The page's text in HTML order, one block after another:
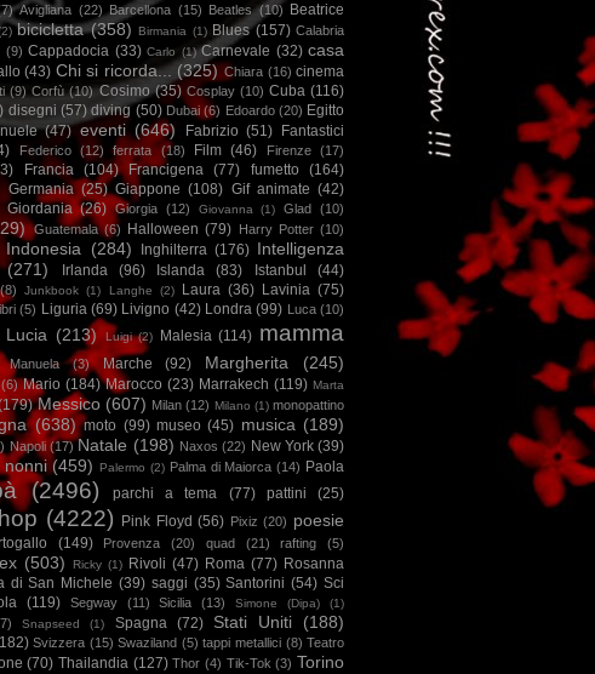
Avigliana (22) Barcellona (15) Beatles (10)
Beatrice
(2) bicicletta (358) Birmania (1) Blues (157) Calabria
(9) Cappadocia (33) Carlo (1) Carnevale (32) casa
(43) Chi si ricorda... (325) Chiara (16) cinema
(9) Corfù (10) Cosimo (35) Cosplay (10) Cuba (116)
disegni (57) diving (50) Dubai (6) Edoardo (20) Egitto
(47) eventi (646) Fabrizio (51)
Fantastici
Federico (12) ferrata (18) Film (46) Firenze (17)
Francia (104) Francigena (77) fumetto (164)
Germania (25) Giappone (108) Gif animate (42)
Giordania (26) Giorgia (12) Giovanna (1) Glad (10)
Guatemala (6) Halloween (79) Harry Potter (10)
Indonesia (284) Inghilterra (176) Intelligenza
(271) Irlanda (96) Islanda (83) Istanbul (44)
(8) Junkbook (1) Langhe (2) Laura (36) Lavinia (75)
(5) Liguria (69) Livigno (42) Londra (99) Luca (10)
Lucia (213) Luigi (2) Malesia (114) mamma
Manuela (3) Marche (92) Margherita (245)
(6) Mario (184) Marocco (23) Marrakech (119) Marta
Messico (607) Milan (12) Milano (1) monopattino
(638) moto (99) museo (45) musica (189)
Napoli (17) Natale (198) Naxos (22) New York (39)
nonni (459) Palermo (2) Palma di Maiorca (14) Paola
(2496) parchi a tema (77) pattini (25)
(4222) Pink Floyd (56) Pixiz (20) poesie
(149) Provenza (20) quad (21) rafting (5)
(503) Ricky (1) Rivoli (47) Roma (77) Rosanna
di San Michele (39) saggi (35) Santorini (54) Sci
(119) Segway (11) Sicilia (13) Simone (Dipa) (1)
Snapseed (1) Spagna (72) Stati Uniti (188)
Svizzera (15) Swaziland (5) tappi metallici (8) Teatro
(70) Thailandia (127) Thor (4) Tik-Tok (3) Torino